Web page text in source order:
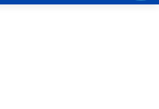
navigation